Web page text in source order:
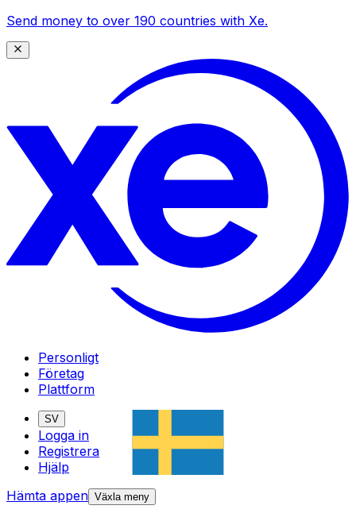
Send money to over 190 countries with Xe.
Personligt
Företag
Plattform
SV
Logga in
Registrera
Hjälp
Hämta appen Växla meny